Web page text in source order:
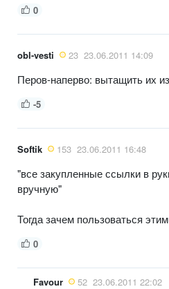
0
obl-vesti 23 23.06.2011 14:09
Перов-наперво: вытащить их
-5
Softik 153 23.06.2011 16:48
"все закупленные ссылки в
вручную"
Тогда зачем пользоваться
0
Favour 52 23.06.2011 22:02